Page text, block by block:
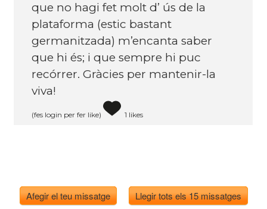
que no hagi fet molt d’ ús de la
plataforma (estic bastant
germanitzada) m’encanta saber
que hi és; i que sempre hi puc
recórrer. Gràcies per mantenir-la
viva!
(fes login per fer like) 1 likes
Afegir el teu missatge Llegir tots els 15 missatges